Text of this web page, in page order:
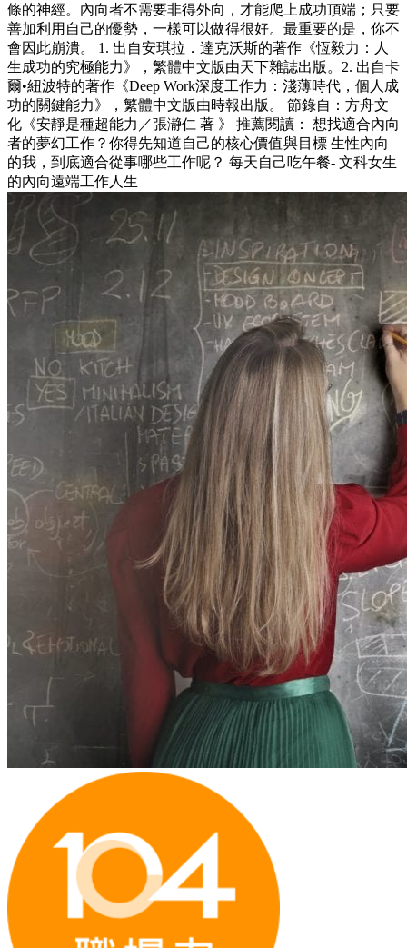
條的神經。內向者不需要非得外向，才能爬上成功頂端；只要
善加利用自己的優勢，一樣可以做得很好。最重要的是，你不
會因此崩潰。 1. 出自安琪拉．達克沃斯的著作《恆毅力：人
生成功的究極能力》，繁體中文版由天下雜誌出版。2. 出自卡
爾•紐波特的著作《Deep Work深度工作力：淺薄時代，個人成
功的關鍵能力》，繁體中文版由時報出版。 節錄自：方舟文
化《安靜是種超能力／張瀞仁 著 》 推薦閱讀： 想找適合內向
者的夢幻工作？你得先知道自己的核心價值與目標 生性內向
的我，到底適合從事哪些工作呢？ 每天自己吃午餐- 文科女生
的內向遠端工作人生